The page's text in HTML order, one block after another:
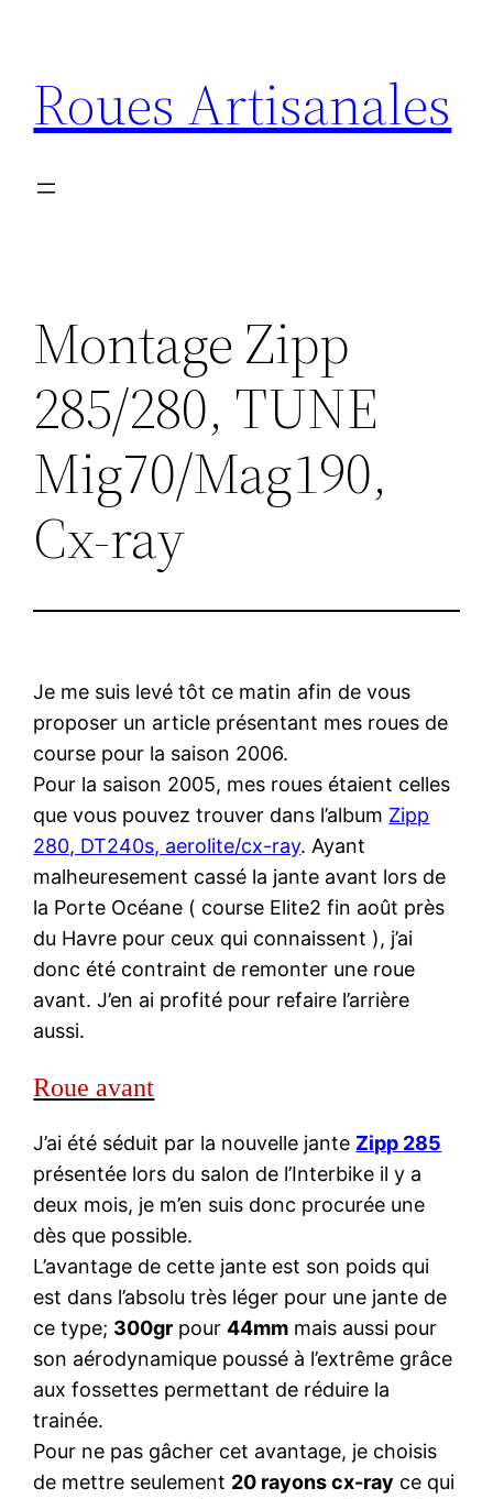
contenu
Roues Artisanales
Montage Zipp
285/280, TUNE
Mig70/Mag190,
Cx-ray
Je me suis levé tôt ce matin afin de vous
proposer un article présentant mes roues de
course pour la saison 2006.
Pour la saison 2005, mes roues étaient celles
que vous pouvez trouver dans l’album Zipp
280, DT240s, aerolite/cx-ray. Ayant
malheuresement cassé la jante avant lors de
la Porte Océane ( course Elite2 fin août près
du Havre pour ceux qui connaissent ), j’ai
donc été contraint de remonter une roue
avant. J’en ai profité pour refaire l’arrière
aussi.
Roue avant
J’ai été séduit par la nouvelle jante Zipp 285
présentée lors du salon de l’Interbike il y a
deux mois, je m’en suis donc procurée une
dès que possible.
L’avantage de cette jante est son poids qui
est dans l’absolu très léger pour une jante de
ce type; 300gr pour44mm mais aussi pour
son aérodynamique poussé à l’extrême grâce
aux fossettes permettant de réduire la
trainée.
Pour ne pas gâcher cet avantage, je choisis
de mettre seulement 20 rayons cx-ray ce qui